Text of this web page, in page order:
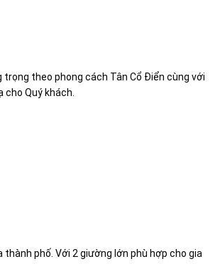
theo phong cách Tân Cổ Điển cùng với
Quý khách.
phố. Với 2 giường lớn phù hợp cho gia